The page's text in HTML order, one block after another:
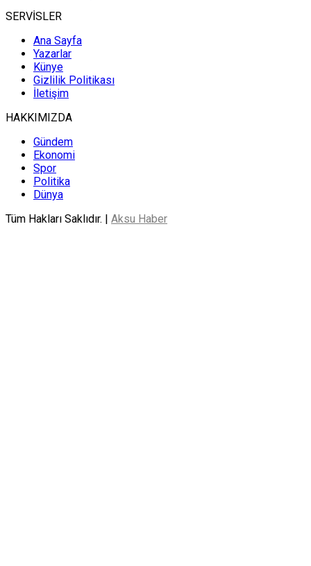
SERVİSLER
Ana Sayfa
Yazarlar
Künye
Gizlilik Politikası
İletişim
HAKKIMIZDA
Gündem
Ekonomi
Spor
Politika
Dünya
Tüm Hakları Saklıdır. | Aksu Haber